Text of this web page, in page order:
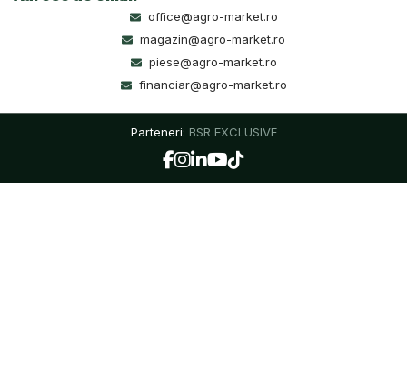
office@agro-market.ro
magazin@agro-market.ro
piese@agro-market.ro
financiar@agro-market.ro
Parteneri: BSR EXCLUSIVE